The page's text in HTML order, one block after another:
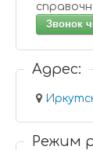
Звонок
Адрес:
Режим